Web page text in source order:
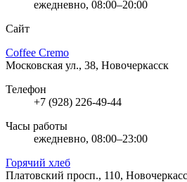
ежедневно, 08:00–20:00
Сайт
Coffee Cremo
Московская ул., 38, Новочеркасск
Телефон
+7 (928) 226-49-44
Часы работы
ежедневно, 08:00–23:00
Горячий хлеб
Платовский просп., 110,